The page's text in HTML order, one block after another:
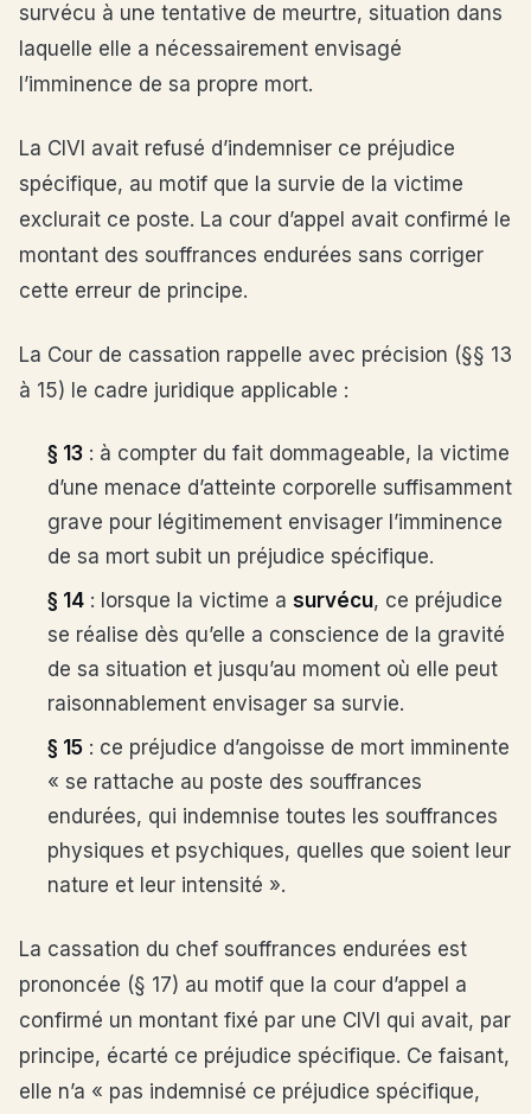
survécu à une tentative de meurtre, situation dans
laquelle elle a nécessairement envisagé
l’imminence de sa propre mort.
La CIVI avait refusé d’indemniser ce préjudice
spécifique, au motif que la survie de la victime
exclurait ce poste. La cour d’appel avait confirmé le
montant des souffrances endurées sans corriger
cette erreur de principe.
La Cour de cassation rappelle avec précision (§§ 13
à 15) le cadre juridique applicable :
§ 13 : à compter du fait dommageable, la victime
d’une menace d’atteinte corporelle suffisamment
grave pour légitimement envisager l’imminence
de sa mort subit un préjudice spécifique.
§ 14 : lorsque la victime a survécu, ce préjudice
se réalise dès qu’elle a conscience de la gravité
de sa situation et jusqu’au moment où elle peut
raisonnablement envisager sa survie.
§ 15 : ce préjudice d’angoisse de mort imminente
« se rattache au poste des souffrances
endurées, qui indemnise toutes les souffrances
physiques et psychiques, quelles que soient leur
nature et leur intensité ».
La cassation du chef souffrances endurées est
prononcée (§ 17) au motif que la cour d’appel a
confirmé un montant fixé par une CIVI qui avait, par
principe, écarté ce préjudice spécifique. Ce faisant,
elle n’a « pas indemnisé ce préjudice spécifique,